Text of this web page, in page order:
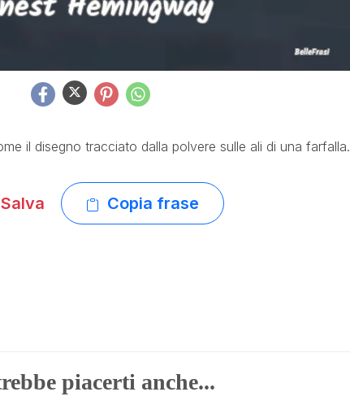
il disegno tracciato dalla polvere sulle ali di una farfalla.
Salva Copia frase
piacerti anche...